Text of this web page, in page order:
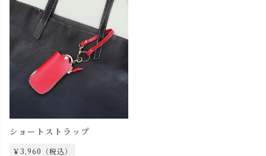
ショートストラップ
￥3,960（税込）